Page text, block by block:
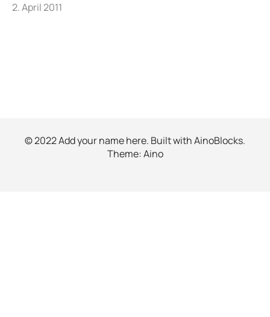
2. April 2011
© 2022 Add your name here. Built withAinoBlocks.
Theme:Aino